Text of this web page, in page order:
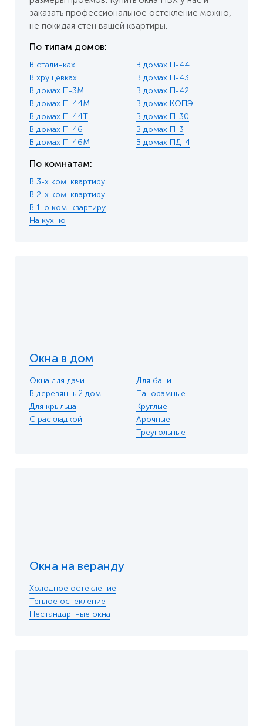
заказать профессиональное остекление можно,
не покидая стен вашей квартиры.
По типам домов:
В сталинках
В хрущевках
В домах П-3М
В домах П-44М
В домах П-44Т
В домах П-46
В домах П-46М
В домах П-44
В домах П-43
В домах П-42
В домах КОПЭ
В домах П-30
В домах П-3
В домах ПД-4
По комнатам:
В 3-х ком. квартиру
В 2-х ком. квартиру
В 1-о ком. квартиру
На кухню
Окна в дом
Окна для дачи
В деревянный дом
Для крыльца
С раскладкой
Для бани
Панорамные
Круглые
Арочные
Треугольные
Окна на веранду
Холодное остекление
Теплое остекление
Нестандартные окна